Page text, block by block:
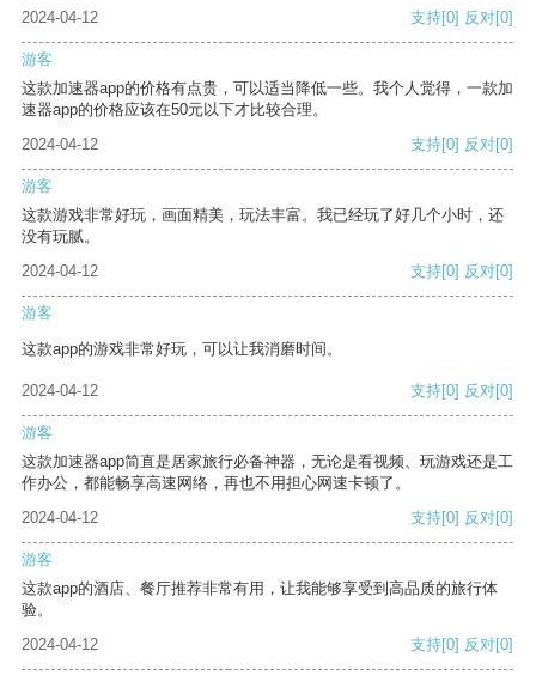
2024-04-12 支持[0] 反对[0]
游客
这款加速器app的价格有点贵，可以适当降低一些。我个人觉得，一款加
速器app的价格应该在50元以下才比较合理。
2024-04-12
支持[0] 反对[0]
游客
这款游戏非常好玩，画面精美，玩法丰富。我已经玩了好几个小时，还
没有玩腻。
2024-04-12
支持[0] 反对[0]
游客
这款app的游戏非常好玩，可以让我消磨时间。
2024-04-12 支持[0] 反对[0]
游客
这款加速器app简直是居家旅行必备神器，无论是看视频、玩游戏还是工
作办公，都能畅享高速网络，再也不用担心网速卡顿了。
2024-04-12
支持[0] 反对[0]
游客
这款app的酒店、餐厅推荐非常有用，让我能够享受到高品质的旅行体
验。
2024-04-12
支持[0] 反对[0]